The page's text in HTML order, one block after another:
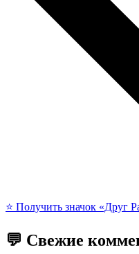
⭐️ Получить значок «Друг
💬 Свежие